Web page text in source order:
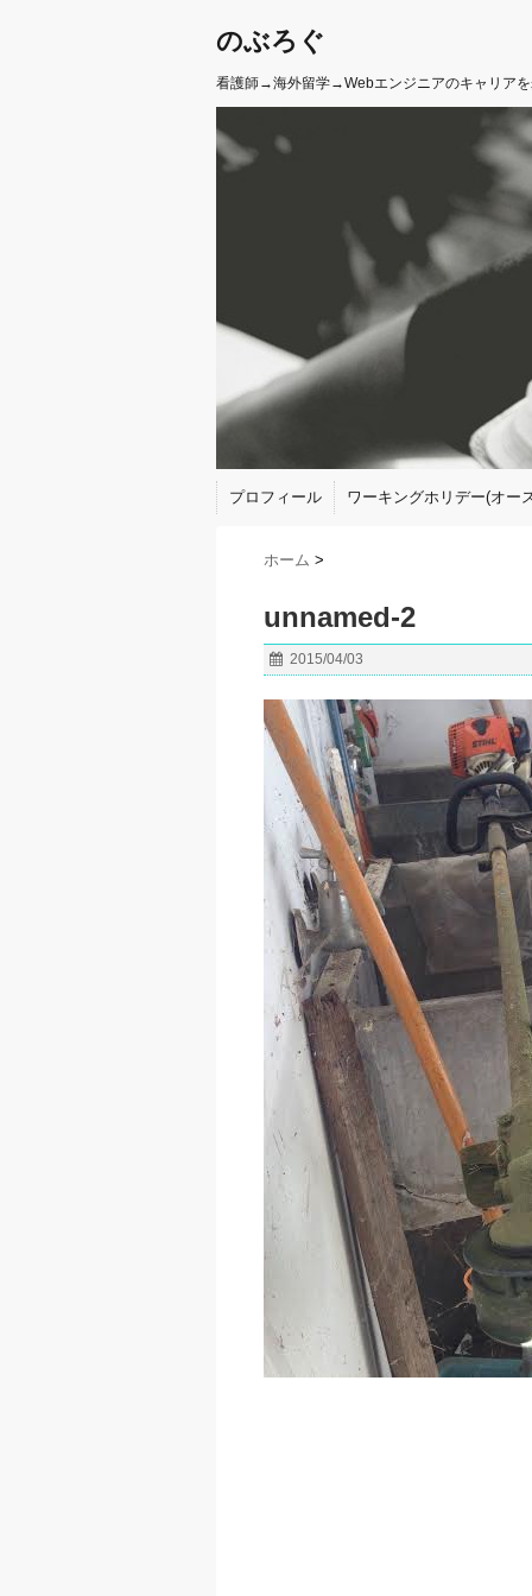
のぶろぐ
看護師→海外留学→Webエンジニアのキャリア
プロフィール ワーキングホリデー(オー
ホーム >
unnamed-2
2015/04/03